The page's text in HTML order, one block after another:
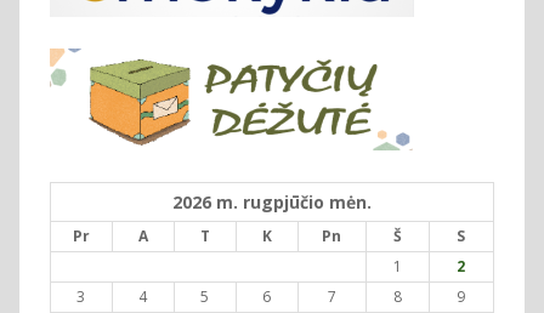
2026 m. rugpjūčio mėn.
Pr A T K Pn Š
S
1
2
3
4 5 6 7 8
9